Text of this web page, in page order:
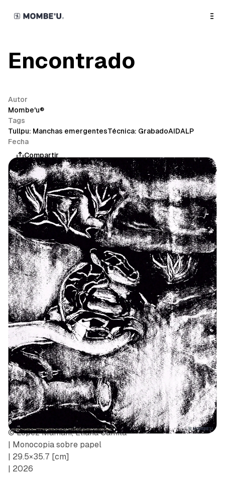
Encontrado
Autor
Mombe'u®
Tags
Tullpu: Manchas emergentesTécnica: GrabadoAIDALP
Fecha
mayo 7, 2026
Compartir
© Lopez Mamani, Eliana Camila
| Monocopia sobre papel
| 29.5×35.7 [cm]
| 2026